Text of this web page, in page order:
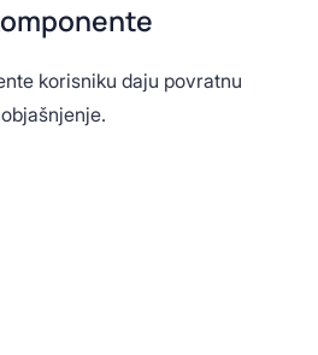
korisniku daju povratnu